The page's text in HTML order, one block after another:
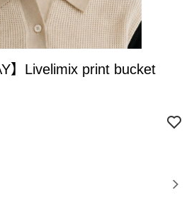
】Livelimix print bucket